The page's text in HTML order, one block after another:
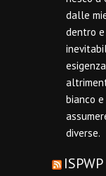
dalle
dentro
bianco
diverse.
ISPWP